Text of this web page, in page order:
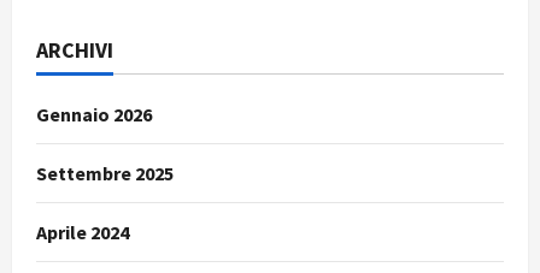
ARCHIVI
Gennaio 2026
Settembre 2025
Aprile 2024